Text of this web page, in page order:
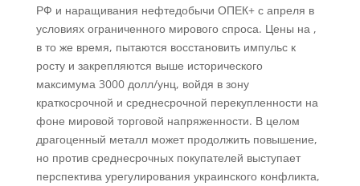
РФ и наращивания нефтедобычи ОПЕК+ с апреля в
условиях ограниченного мирового спроса. Цены на ,
в то же время, пытаются восстановить импульс к
росту и закрепляются выше исторического
максимума 3000 долл/унц, войдя в зону
краткосрочной и среднесрочной перекупленности на
фоне мировой торговой напряженности. В целом
драгоценный металл может продолжить повышение,
но против среднесрочных покупателей выступает
перспектива урегулирования украинского конфликта,